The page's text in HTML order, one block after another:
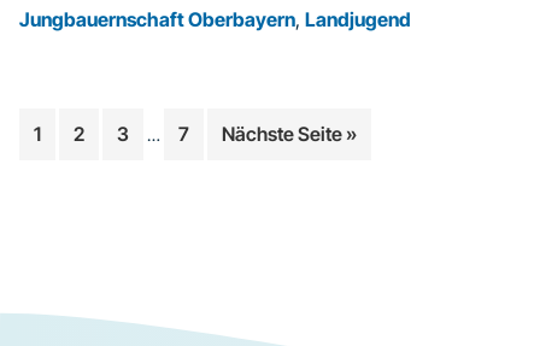
Jungbauernschaft Oberbayern, Landjugend
Seite
1 Seite
2 Seite
3
Zwischenseiten
… Seite
7 Nächste Seiteaufrufen
»